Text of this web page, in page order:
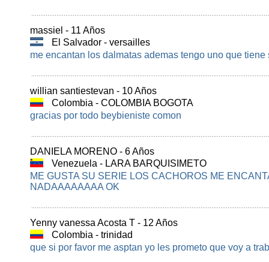
massiel - 11 Años
El Salvador - versailles
me encantan los dalmatas ademas tengo uno que
willian santiestevan - 10 Años
Colombia - COLOMBIA BOGOTA
gracias por todo beybieniste comon
DANIELA MORENO - 6 Años
Venezuela - LARA BARQUISIMETO
ME GUSTA SU SERIE LOS CACHOROS ME
NADAAAAAAAA OK
Yenny vanessa Acosta T - 12 Años
Colombia - trinidad
que si por favor me asptan yo les prometo que voy a